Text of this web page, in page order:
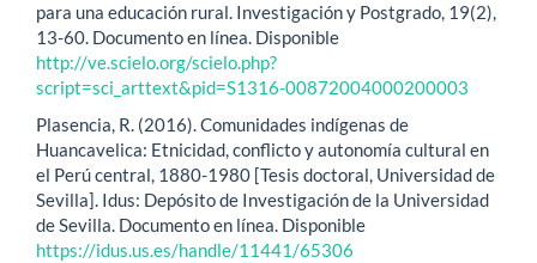
para una educación rural. Investigación y Postgrado, 19(2),
13-60. Documento en línea. Disponible
http://ve.scielo.org/scielo.php?
script=sci_arttext&pid=S1316-00872004000200003
Plasencia, R. (2016). Comunidades indígenas de
Huancavelica: Etnicidad, conflicto y autonomía cultural en
el Perú central, 1880-1980 [Tesis doctoral, Universidad de
Sevilla]. Idus: Depósito de Investigación de la Universidad
de Sevilla. Documento en línea. Disponible
https://idus.us.es/handle/11441/65306